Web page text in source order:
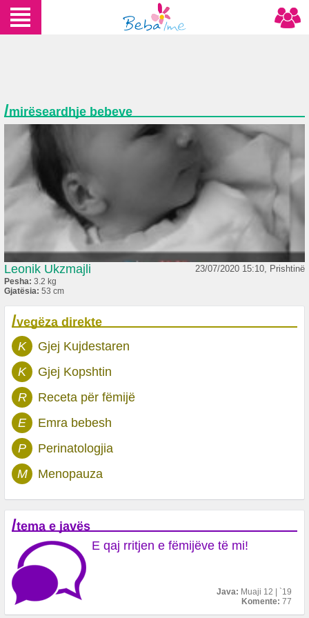
/mirëseardhje bebeve
Leonik Ukzmajli 23/07/2020 15:10, Prishtinë
Pesha: 3.2 kg
Gjatësia: 53 cm
/vegëza direkte
K
Gjej Kujdestaren
K
Gjej Kopshtin
R
Receta për fëmijë
E
Emra bebesh
P
Perinatologjia
M
Menopauza
/tema e javës
E qaj rritjen e fëmijëve të mi!
Java: Muaji 12 | `19
Komente: 77